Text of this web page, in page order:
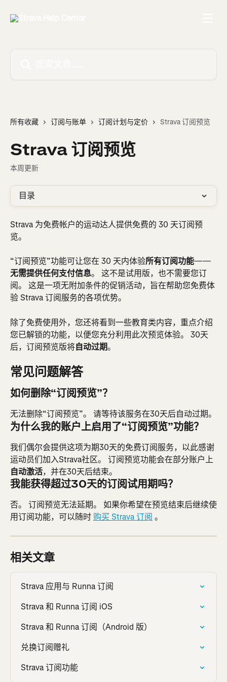
所有收藏 订阅与账单 订阅计划与定价 Strava 订阅预览
Strava 订阅预览
本周更新
目录
Strava 为免费帐户的运动达人提供免费的 30 天订阅预
览。
“订阅预览”功能可让您在 30 天内体验所有订阅功能——
无需提供任何支付信息。 这不是试用版，也不需要您订
阅。 这是一项无附加条件的促销活动，旨在帮助您免费体
验 Strava 订阅服务的各项优势。
除了免费使用外，您还将看到一些教育类内容，重点介绍
您已解锁的功能，以便您充分利用此次预览体验。 30天
后，订阅预览版将自动过期。
常见问题解答
如何删除“订阅预览”？
无法删除“订阅预览”。 请等待该服务在30天后自动过期。
为什么我的账户上启用了“订阅预览”功能？
我们偶尔会提供这项为期30天的免费订阅服务，以此感谢
运动员们加入Strava社区。 订阅预览功能会在部分账户上
自动激活，并在30天后结束。
我能获得超过30天的订阅试用期吗？
否。 订阅预览无法延期。 如果你希望在预览结束后继续使
用订阅功能，可以随时 购买 Strava 订阅 。
相关文章
Strava 应用与 Runna 订阅
Strava 和 Runna 订阅 iOS
Strava 和 Runna 订阅（Android 版）
兑换订阅赠礼
Strava 订阅功能